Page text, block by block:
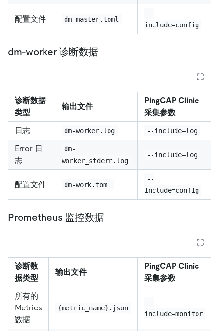
配置文件 dm-master.toml
--
include=config
dm-worker 诊断数据
诊断数据
类型
输出文件
PingCAP Clinic
采集参数
日志
dm-worker.log --include=log
Error 日
志
dm-
worker_stderr.log
--include=log
配置文件 dm-work.toml
--
include=config
Prometheus 监控数据
诊断数
据类型
输出文件
PingCAP Clinic
采集参数
所有的
Metrics
数据
{metric_name}.json
--
include=monitor